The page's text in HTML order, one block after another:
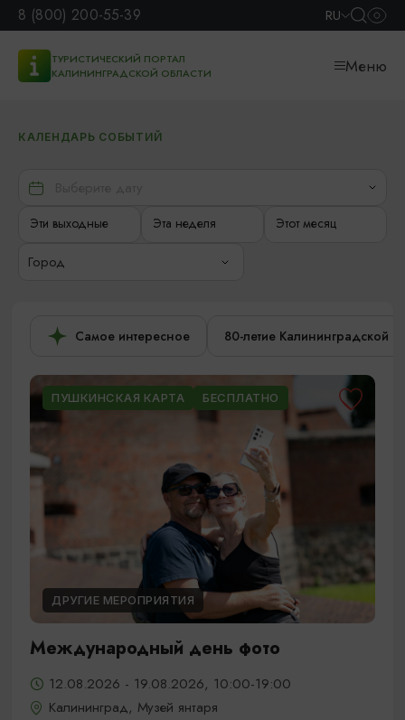
8 (800) 200-55-39 RU
ТУРИСТИЧЕСКИЙ ПОРТАЛ
КАЛИНИНГРАДСКОЙ ОБЛАСТИ
Меню
КАЛЕНДАРЬ СОБЫТИЙ
Эти выходные Эта неделя Этот месяц
Город
Самое интересное 80-летие Калининградской
ПУШКИНСКАЯ КАРТА БЕСПЛАТНО
ДРУГИЕ МЕРОПРИЯТИЯ
Международный день фото
12.08.2026 - 19.08.2026, 10:00-19:00
Калининград, Музей янтаря